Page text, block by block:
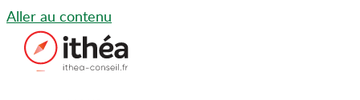
Aller au contenu